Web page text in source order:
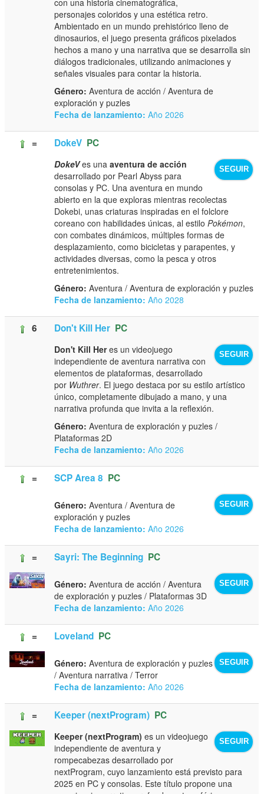
personajes coloridos y una estética retro.
Ambientado en un mundo prehistórico lleno de
dinosaurios, el juego presenta gráficos pixelados
hechos a mano y una narrativa que se desarrolla sin
diálogos tradicionales, utilizando animaciones y
señales visuales para contar la historia.
Género: Aventura de acción / Aventura de
exploración y puzles
Fecha de lanzamiento: Año 2026
= DokeV PC
SEGUIR
DokeVes unaaventura de acción
desarrollado por Pearl Abyss para
consolas y PC. Una aventura en mundo
abierto en la que exploras mientras recolectas
Dokebi, unas criaturas inspiradas en el folclore
coreano con habilidades únicas, al estiloPokémon,
con combates dinámicos, múltiples formas de
desplazamiento, como bicicletas y parapentes, y
actividades diversas, como la pesca y otros
entretenimientos.
Género: Aventura / Aventura de exploración y puzles
Fecha de lanzamiento: Año 2028
6 Don't Kill Her PC
SEGUIR
Don't Kill Heres un videojuego
independiente de aventura narrativa con
elementos de plataformas, desarrollado
por Wuthrer. El juego destaca por su estilo artístico
único, completamente dibujado a mano, y una
narrativa profunda que invita a la reflexión.
Género: Aventura de exploración y puzles /
Plataformas 2D
Fecha de lanzamiento: Año 2026
= SCP Area 8 PC
SEGUIR
Género: Aventura / Aventura de
exploración y puzles
Fecha de lanzamiento: Año 2026
= Sayri: The Beginning PC
SEGUIR
Género: Aventura de acción / Aventura
de exploración y puzles / Plataformas 3D
Fecha de lanzamiento: Año 2026
= Loveland PC
SEGUIR
Género: Aventura de exploración y puzles
/ Aventura narrativa / Terror
Fecha de lanzamiento: Año 2026
= Keeper (nextProgram) PC
SEGUIR
Keeper (nextProgram) es un videojuego
independiente de aventura y
rompecabezas desarrollado por
nextProgram, cuyo lanzamiento está previsto para
2025 en PC y consolas. Este título propone una